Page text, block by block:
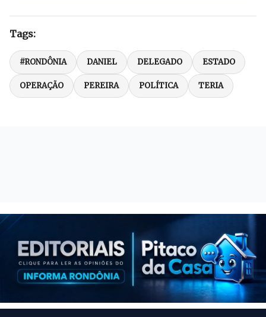
Tags:
#RONDÔNIA DANIEL DELEGADO ESTADO
OPERAÇÃO PEREIRA POLÍTICA TERIA